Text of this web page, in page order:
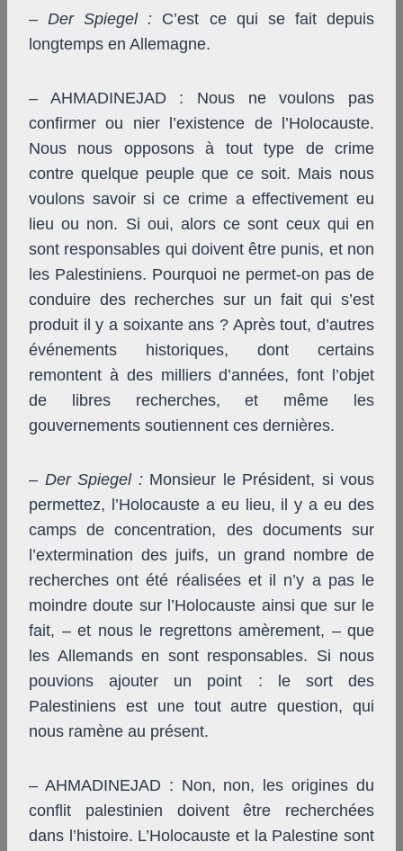
–Der Spiegel : C’est ce qui se fait depuis
longtemps en Allemagne.
– AHMADINEJAD : Nous ne voulons pas
confirmer ou nier l’existence de l’Holocauste.
Nous nous opposons à tout type de crime
contre quelque peuple que ce soit. Mais nous
voulons savoir si ce crime a effectivement eu
lieu ou non. Si oui, alors ce sont ceux qui en
sont responsables qui doivent être punis, et non
les Palestiniens. Pourquoi ne permet-on pas de
conduire des recherches sur un fait qui s’est
produit il y a soixante ans ? Après tout, d’autres
événements historiques, dont certains
remontent à des milliers d’années, font l’objet
de libres recherches, et même les
gouvernements soutiennent ces dernières.
– Der Spiegel :Monsieur le Président, si vous
permettez, l’Holocauste a eu lieu, il y a eu des
camps de concentration, des documents sur
l’extermination des juifs, un grand nombre de
recherches ont été réalisées et il n’y a pas le
moindre doute sur l’Holocauste ainsi que sur le
fait, – et nous le regrettons amèrement, – que
les Allemands en sont responsables. Si nous
pouvions ajouter un point : le sort des
Palestiniens est une tout autre question, qui
nous ramène au présent.
– AHMADINEJAD : Non, non, les origines du
conflit palestinien doivent être recherchées
dans l’histoire. L’Holocauste et la Palestine sont